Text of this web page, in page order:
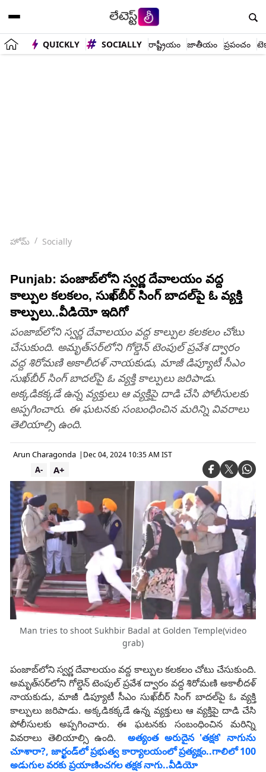
QUICKLY SOCIALLY రాష్ట్రీయం జాతీయం ప్రపంచం
హోమ్ Socially
Punjab: పంజాబ్‌లోని స్వర్ణ దేవాలయం వద్ద
కాల్పుల కలకలం, సుఖ్‌బీర్ సింగ్ బాదల్‌పై ఓ వ్యక్తి
కాల్పులు..వీడియో ఇదిగో
పంజాబ్‌లోని స్వర్ణ దేవాలయం వద్ద కాల్పుల కలకలం చోటు
చేసుకుంది. అమృత్‌సర్‌లోని గోల్డెన్ టెంపుల్ ప్రవేశ ద్వారం
వద్ద శిరోమణి అకాలీదళ్ నాయకుడు, మాజీ డిప్యూటీ సీఎం
సుఖ్‌బీర్ సింగ్ బాదల్‌పై ఓ వ్యక్తి కాల్పులు జరిపాడు.
అక్కడికక్కడే ఉన్న వ్యక్తులు ఆ వ్యక్తిపై దాడి చేసి పోలీసులకు
అప్పగించారు. ఈ ఘటనకు సంబంధించిన మరిన్ని వివరాలు
తెలియాల్సి ఉంది.
Arun Charagonda | Dec 04, 2024 10:35 AM IST
A+
A-
Man tries to shoot Sukhbir Badal at Golden Temple(video
grab)
పంజాబ్‌లోని స్వర్ణ దేవాలయం వద్ద కాల్పుల కలకలం చోటు చేసుకుంది.
అమృత్‌సర్‌లోని గోల్డెన్ టెంపుల్ ప్రవేశ ద్వారం వద్ద శిరోమణి అకాలీదళ్
నాయకుడు, మాజీ డిప్యూటీ సీఎం సుఖ్‌బీర్ సింగ్ బాదల్‌పై ఓ వ్యక్తి
కాల్పులు జరిపాడు. అక్కడికక్కడే ఉన్న వ్యక్తులు ఆ వ్యక్తిపై దాడి చేసి
పోలీసులకు అప్పగించారు. ఈ ఘటనకు సంబంధించిన మరిన్ని
వివరాలు తెలియాల్సి ఉంది.
అత్యంత అరుదైన 'తక్షక' నాగును
చూశారా?, జార్ఖండ్‌లో ప్రభుత్వ కార్యాలయంలో ప్రత్యక్షం..గాలిలో 100
అడుగుల వరకు ప్రయాణించగల తక్షక నాగు..వీడియో